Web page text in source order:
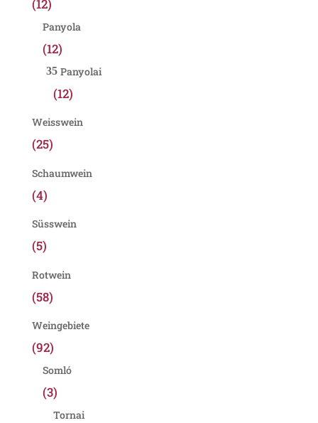
(12)
Panyola
(12)
Panyolai
(12)
Weisswein
(25)
Schaumwein
(4)
Süsswein
(5)
Rotwein
(58)
Weingebiete
(92)
Somló
(3)
Tornai